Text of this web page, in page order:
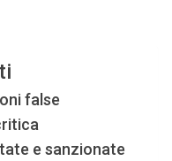
false
e sanzionate